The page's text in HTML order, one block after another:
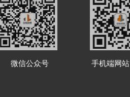
微信公众号 手机端网站